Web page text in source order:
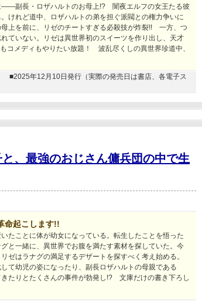
――副長・ロザハルトのお母上!? 闇夜エルフの女王たる彼
けれど道中、ロザハルトの弟を担ぐ派閥との権力争いに
上を前に、リゼのチートすぎる必殺技が炸裂!! 一方、つ
ていない。リゼは異世界初のスイーツを作り出し、天才
コメディもやりたい放題！ 波乱尽くしの異世界珍道中、
■2025年12月10日発行（実際の発売日は書店、各電子ス
、最強のおじさん傭兵団の中で生
命起こします!!
たことに体が幼女になっている。転生したことを悟った
と一緒に、異世界でお腹を満たす素材を探していた。今
ゼはラナグの満足するデザートを探すべく考え始める。
て幼児の姿になったり、副長ロザハルトの母親である
きたりとたくさんの事件が勃発し!? 文庫だけの書き下ろし